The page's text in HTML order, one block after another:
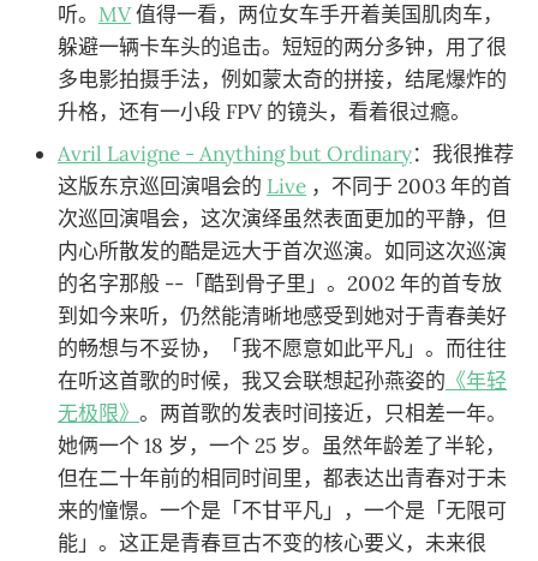
听。 MV值得一看，两位女车手开着美国肌肉车，
躲避一辆卡车头的追击。短短的两分多钟，用了很
多电影拍摄手法，例如蒙太奇的拼接，结尾爆炸的
升格，还有一小段 FPV 的镜头，看着很过瘾。
Avril Lavigne - Anything but Ordinary：我很推荐
这版东京巡回演唱会的 Live ，不同于 2003 年的首
次巡回演唱会，这次演绎虽然表面更加的平静，但
内心所散发的酷是远大于首次巡演。如同这次巡演
的名字那般 --「酷到骨子里」。2002 年的首专放
到如今来听，仍然能清晰地感受到她对于青春美好
的畅想与不妥协，「我不愿意如此平凡」。而往往
在听这首歌的时候，我又会联想起孙燕姿的 《年轻
无极限》 。两首歌的发表时间接近，只相差一年。
她俩一个 18 岁，一个 25 岁。虽然年龄差了半轮，
但在二十年前的相同时间里，都表达出青春对于未
来的憧憬。一个是「不甘平凡」，一个是「无限可
能」。这正是青春亘古不变的核心要义，未来很